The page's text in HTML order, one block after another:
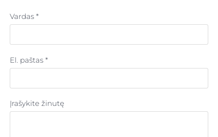
Vardas *
El. paštas *
Įrašykite žinutę